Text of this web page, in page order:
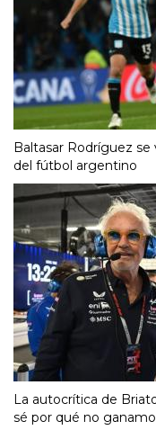
Baltasar Rodríguez
del fútbol argentino
La autocrítica de
sé por qué no